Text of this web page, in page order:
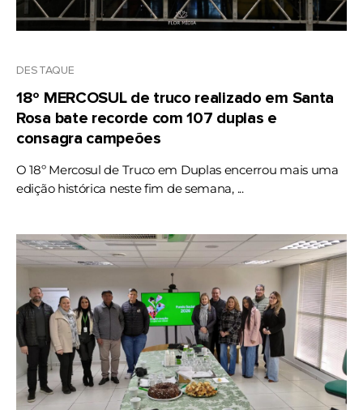
DESTAQUE
18º MERCOSUL de truco realizado em Santa
Rosa bate recorde com 107 duplas e
consagra campeões
O 18º Mercosul de Truco em Duplas encerrou mais uma
edição histórica neste fim de semana, ...